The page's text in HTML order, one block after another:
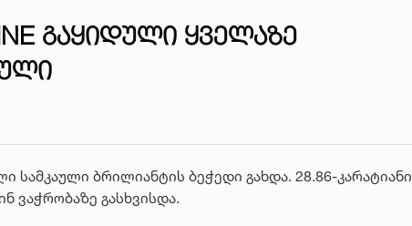
ᲒᲐᲧᲘᲓᲣᲚᲘ ᲧᲕᲔᲚᲐᲖᲔ
სამკაული ბრილიანტის ბეჭედი გახდა. 28.86-კარატიანი
ვაჭრობაზე გასხვისდა.